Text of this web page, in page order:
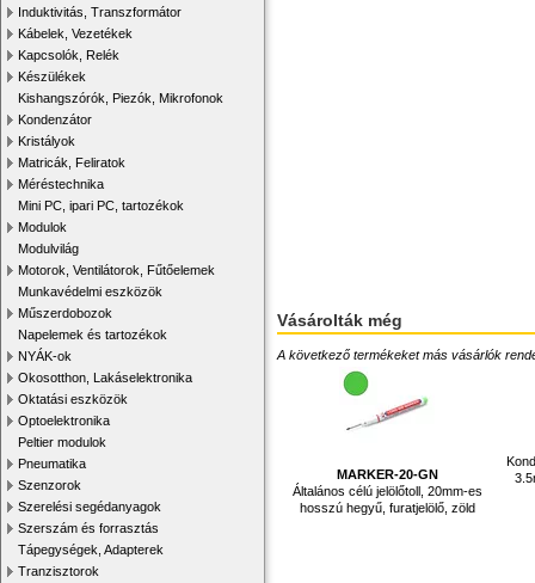
Induktivitás, Transzformátor
Kábelek, Vezetékek
Kapcsolók, Relék
Készülékek
Kishangszórók, Piezók, Mikrofonok
Kondenzátor
Kristályok
Matricák, Feliratok
Méréstechnika
Mini PC, ipari PC, tartozékok
Modulok
Modulvilág
Motorok, Ventilátorok, Fűtőelemek
Munkavédelmi eszközök
Műszerdobozok
Napelemek és tartozékok
NYÁK-ok
Okosotthon, Lakáselektronika
Oktatási eszközök
Optoelektronika
Peltier modulok
Pneumatika
Szenzorok
Szerelési segédanyagok
Szerszám és forrasztás
Tápegységek, Adapterek
Tranzisztorok
Vásárolták még
A következő termékeket más vásárlók
MARKER-20-GN
Általános célú jelölőtoll, 20mm-es
hosszú hegyű, furatjelölő, zöld